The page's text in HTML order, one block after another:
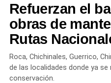
turbiedad cercanos a 80
Chichinales rondan los 10
plantas continúan
permanente.
Los equipos técnicos de
un seguimiento constante
Refuerzan el
obras de
Rutas
Roca, Chichinales, Guerrico,
de las localidades donde ya
conservación.